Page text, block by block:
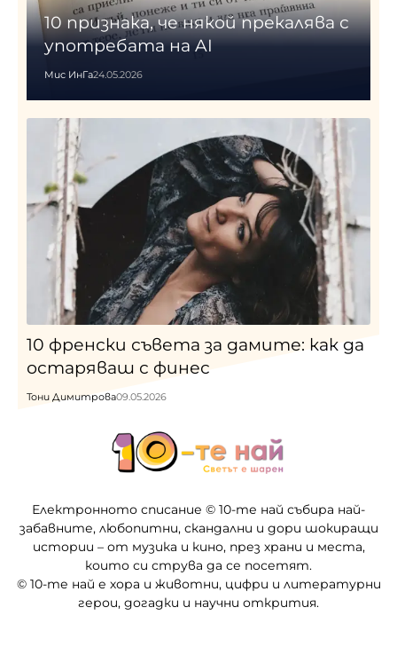
10 признака, че някой прекалява с
употребата на AI
Мис ИнГа24.05.2026
10 френски съвета за дамите: как да
остаряваш с финес
Тони Димитрова09.05.2026
Електронното списание © 10-те най събира най-
забавните, любопитни, скандални и дори шокиращи
истории – от музика и кино, през храни и места,
които си струва да се посетят.
© 10-те най е хора и животни, цифри и литературни
герои, догадки и научни открития.